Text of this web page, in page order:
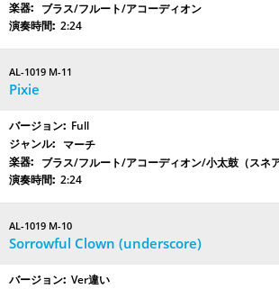
ブラス/フルート/アコーディオン
2:24
AL-1019 M-11
Pixie
Full
マーチ
ブラス/フルート/アコーディオン/小太鼓（スネ
2:24
AL-1019 M-10
Sorrowful Clown (underscore)
Ver違い